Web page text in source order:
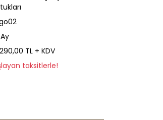
TL + KDV
taksitlerle!